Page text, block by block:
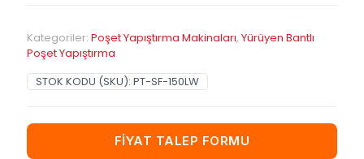
Kategoriler: Poşet Yapıştırma Makinaları, Yürüyen Bantlı
Poşet Yapıştırma
STOK KODU (SKU): PT-SF-150LW
FİYAT TALEP FORMU